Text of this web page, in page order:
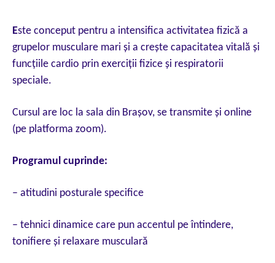
Este conceput pentru a intensifica activitatea fizică a
grupelor musculare mari şi a creşte capacitatea vitală şi
funcţiile cardio prin exerciţii fizice şi respiratorii
speciale.
Cursul are loc la sala din Brașov, se transmite și online
(pe platforma zoom).
Programul cuprinde:
– atitudini posturale specifice
– tehnici dinamice care pun accentul pe întindere,
tonifiere şi relaxare musculară